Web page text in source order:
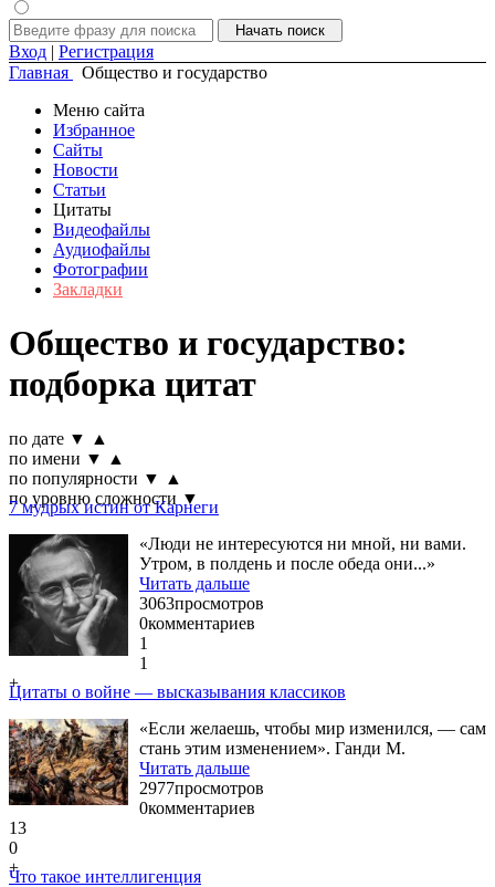
Вход | Регистрация
Главная
Общество и государство
Меню сайта
Избранное
Сайты
Новости
Статьи
Цитаты
Видеофайлы
Аудиофайлы
Фотографии
Закладки
Общество и государство:
подборка цитат
по дате ▼
▲
по имени ▼
▲
по популярности ▼
▲
по уровню сложности ▼
7 мудрых истин от Карнеги
«Люди не интересуются ни мной, ни вами.
Утром, в полдень и после обеда они...»
Читать дальше
3063просмотров
0комментариев
1
1
+
Цитаты о войне — высказывания классиков
«Если желаешь, чтобы мир изменился, — сам
стань этим изменением». Ганди М.
Читать дальше
2977просмотров
0комментариев
13
0
+
Что такое интеллигенция